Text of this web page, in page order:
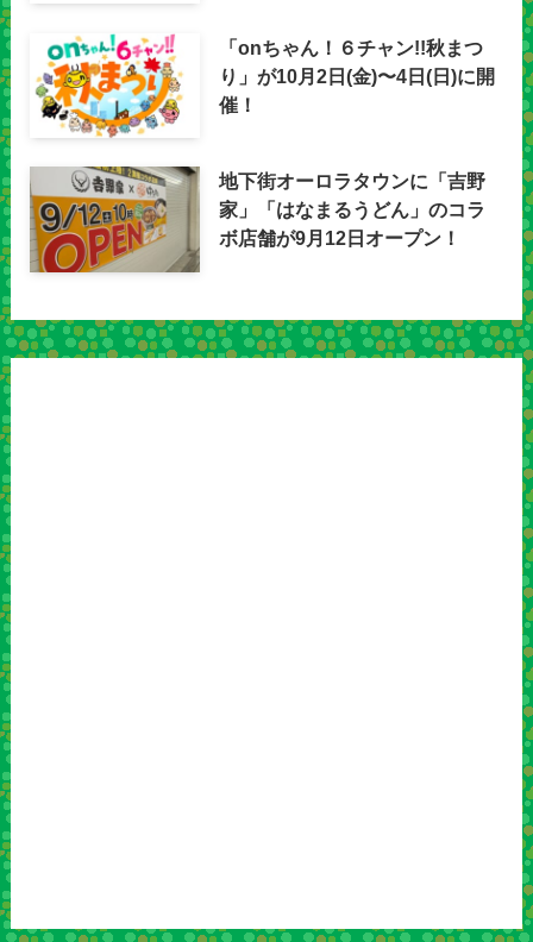
「onちゃん！６チャン!!秋まつ
り」が10月2日(金)〜4日(日)に開
催！
地下街オーロラタウンに「吉野
家」「はなまるうどん」のコラ
ボ店舗が9月12日オープン！